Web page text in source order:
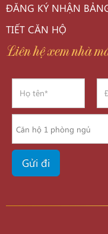
ĐĂNG KÝ NHẬN
TIẾT CĂN HỘ
Liên hệ xem nhà